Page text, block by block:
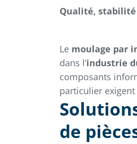
Qualité, stabilité
Le moulage par
dans l’industrie
composants
particulier
de